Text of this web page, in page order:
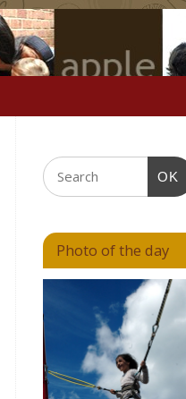
OK
Photo of the day